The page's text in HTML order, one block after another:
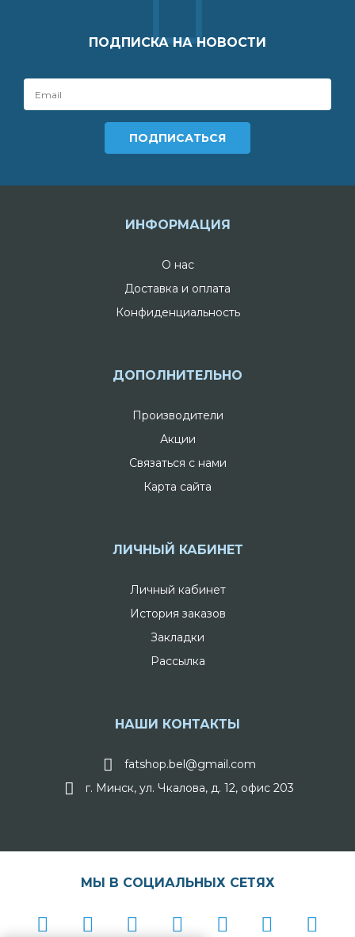
ПОДПИСКА НА НОВОСТИ
ИНФОРМАЦИЯ
О нас
Доставка и оплата
Конфиденциальность
ДОПОЛНИТЕЛЬНО
Производители
Акции
Связаться с нами
Карта сайта
ЛИЧНЫЙ КАБИНЕТ
Личный кабинет
История заказов
Закладки
Рассылка
НАШИ КОНТАКТЫ
fatshop.bel@gmail.com
г. Минск, ул. Чкалова, д. 12, офис 203
МЫ В СОЦИАЛЬНЫХ СЕТЯХ